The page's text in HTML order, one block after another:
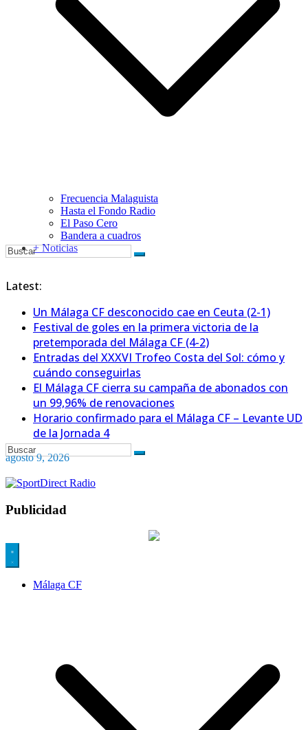
Frecuencia Malaguista
Hasta el Fondo Radio
El Paso Cero
Bandera a cuadros
+ Noticias
Latest:
Un Málaga CF desconocido cae en Ceuta (2-1)
Festival de goles en la primera victoria de la
pretemporada del Málaga CF (4-2)
Entradas del XXXVI Trofeo Costa del Sol: cómo y
cuándo conseguirlas
El Málaga CF cierra su campaña de abonados con
un 99,96% de renovaciones
Horario confirmado para el Málaga CF – Levante UD
de la Jornada 4
agosto 9, 2026
Publicidad
Málaga CF